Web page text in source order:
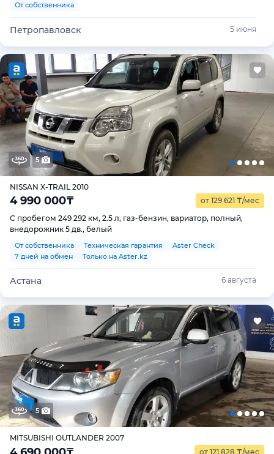
От собственника
Петропавловск 5 июня
5
NISSAN X-TRAIL 2010
4 990 000₸ от 129 621 ₸/мес
С пробегом 249 292 км, 2.5 л, газ-бензин, вариатор, полный,
внедорожник 5 дв., белый
От собственника Техническая гарантия
Aster Check
7 дней на обмен
Только на Aster.kz
Астана 6 августа
5
MITSUBISHI OUTLANDER 2007
от 121 828 ₸/мес